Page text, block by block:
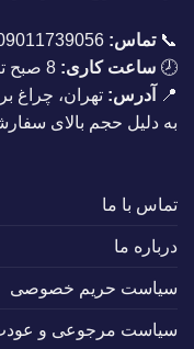
📞تماس:
🕗 ساعت کاری:
📍
آدرس: تهران، چراغ
به دلیل حجم بالای
تماس با ما
درباره ما
سیاست حریم خصوصی
سیاست مرجوعی و